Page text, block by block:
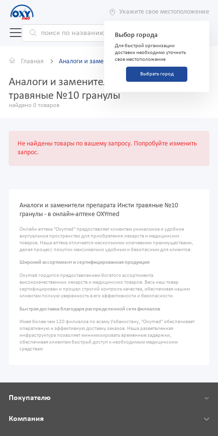
Укажите свое местоположение
Выбор города
Для быстрой организации
доставки необходимо уточнить
свое местоположение
Выбрать город
Главная Аналоги и заменители
Аналоги и заменители препарата Инсти
травяные №10 гранулы
найдено 0 товаров
Не найдены товары по вашему запросу. Попробуйте изменить
запрос.
Аналоги и заменители препарата Инсти травяные №10
гранулы - в онлайн-аптеке OXYmed
Онлайн аптека "Oxymed" предоставляет клиентам уникальное и удобное
виртуальное пространство для приобретения лекарств и медицинских
товаров. Наша аптека отличается несколькими ключевыми преимуществами,
делая процесс покупок максимально удобным и безопасным для клиентов.
Широкий ассортимент и сертифицированная продукция
Oxymed гордится предоставлением богатого ассортимента
высококачественных лекарств и медицинских товаров. Весь наш товар
сертифицирован и прошел строгий контроль качества, обеспечивая нашим
клиентам полную уверенность в его эффективности и безопасности.
Быстрая доставка благодаря распределенной сети филиалов
Имея более чем 120 филиалов по всему Узбекистану, "Oxymed" обеспечивает
оперативную и эффективную доставку заказов. Наша разветвленная
инфраструктура позволяет минимизировать временные задержки,
обеспечивая клиентам быстрый доступ к необходимым медицинским
средствам
Покупателю
Компания